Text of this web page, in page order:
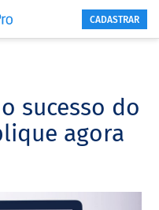
CADASTRAR
sucesso do
agora